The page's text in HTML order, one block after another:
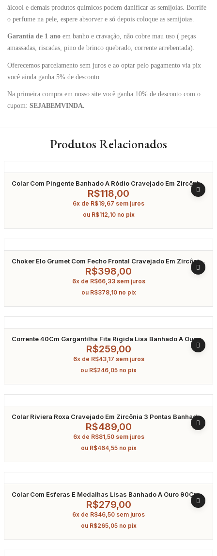
álcool e demais produtos químicos podem danificar as semijoias. Borrife
o perfume na pele, espere absorver e só depois coloque as semijoias.
Garantia de 1 ano em banho e cravação, não cobre mau uso ( peças
amassadas, riscadas, pino de brinco quebrado, corrente arrebentada).
Oferecemos parcelamento sem juros e ao optar pelo pagamento via pix
você ainda ganha 5% de desconto.
Na primeira compra em nosso site você ganha 10% de desconto com o
cupom: SEJABEMVINDA.
Produtos Relacionados
Colar Com Pingente Banhado A Ródio Cravejado Em Zircônia
R$118,00
6x de R$19,67 sem juros
ou R$112,10 no pix
Choker Elo Grumet Com Fecho Frontal Cravejado Em Zircônia
R$398,00
6x de R$66,33 sem juros
ou R$378,10 no pix
Corrente 40Cm Gargantilha Fita Rígida Lisa Banhado A Ouro
R$259,00
6x de R$43,17 sem juros
ou R$246,05 no pix
Colar Riviera Roxa Cravejado Em Zircônia 3 Pontas Banhado
R$489,00
6x de R$81,50 sem juros
ou R$464,55 no pix
Colar Com Esferas E Medalhas Lisas Banhado A Ouro 90Cm
R$279,00
6x de R$46,50 sem juros
ou R$265,05 no pix